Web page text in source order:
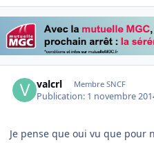
valcrl Membre SNCF
Publication: 1 novembre
Je pense que oui vu que pour